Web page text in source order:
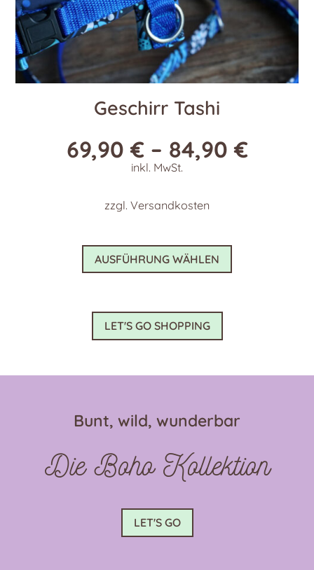
Geschirr Tashi
69,90€ – 84,90€
inkl. MwSt.
zzgl. Versandkosten
AUSFÜHRUNG WÄHLEN
Dieses
weist
der
gewählt
werden
LET'S GO SHOPPING
Bunt, wild, wunderbar
Die Boho Kollektion
LET'S GO